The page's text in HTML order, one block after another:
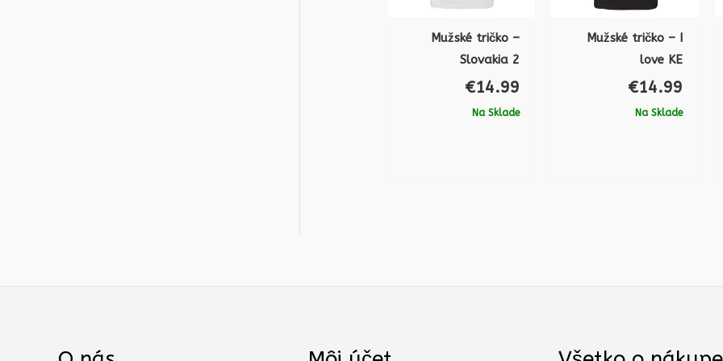
Mužské tričko –
Slovakia 2
€14.99
Na Sklade
Mužské tričko – I
love KE
€14.99
Na Sklade